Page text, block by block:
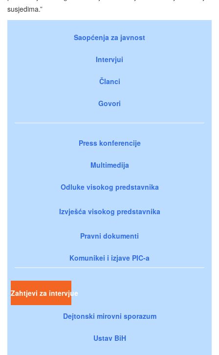
susjedima.”
Saopćenja za javnost
Intervjui
Članci
Govori
Press konferencije
Multimedija
Odluke visokog predstavnika
Izvješća visokog predstavnika
Pravni dokumenti
Komunikei i izjave PIC-a
Zahtjevi za intervjue
Dejtonski mirovni sporazum
Ustav BiH